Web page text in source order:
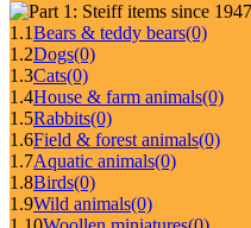
1.1Bears & teddy bears(0)
1.2Dogs(0)
1.3Cats(0)
1.4House & farm animals(0)
1.5Rabbits(0)
1.6Field & forest animals(0)
1.7Aquatic animals(0)
1.8Birds(0)
1.9Wild animals(0)